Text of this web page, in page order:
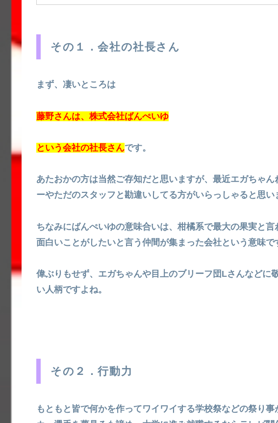
その１．会社の社長さん
まず、凄いところは
藤野さんは、株式会社ばんぺいゆ
という会社の社長さんです。
あたおかの方は当然ご存知だと思いますが、最近エガちゃ
ーやただのスタッフと勘違いしてる方がいらっしゃると思い
ちなみにばんぺいゆの意味合いは、柑橘系で最大の果実と
面白いことがしたいと言う仲間が集まった会社という意味で
偉ぶりもせず、エガちゃんや目上のブリーフ団Lさんなどに
い人柄ですよね。
その２．行動力
もともと皆で何かを作ってワイワイする学校祭などの祭り